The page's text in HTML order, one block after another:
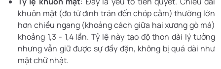
khuôn mặt (đo từ đỉnh trán đến chóp cằm) thường lớn
hơn chiều ngang (khoảng cách giữa hai xương gò má)
khoảng 1,3 - 1,4 lần. Tỷ lệ này tạo độ thon dài lý tưởng
nhưng vẫn giữ được sự đầy đặn, không bị quá dài như
mặt chữ nhật.